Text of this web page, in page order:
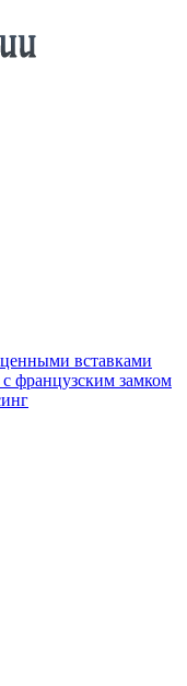
вставками
французским замком